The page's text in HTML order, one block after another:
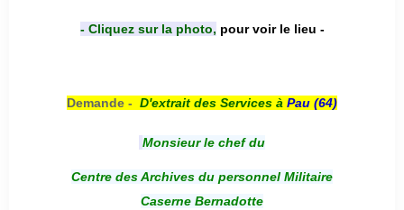
- Cliquez sur la photo, pour voir le lieu -
Demande - D'extrait des Services à Pau (64)
Monsieur le chef du
Centre des Archives du personnel Militaire
Caserne Bernadotte